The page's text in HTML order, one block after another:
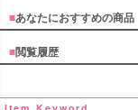
■あなたにおすすめの商品
■閲覧履歴